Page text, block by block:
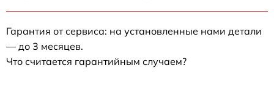
Гарантия от сервиса: на установленные нами детали
— до 3 месяцев.
Что считается гарантийным случаем?